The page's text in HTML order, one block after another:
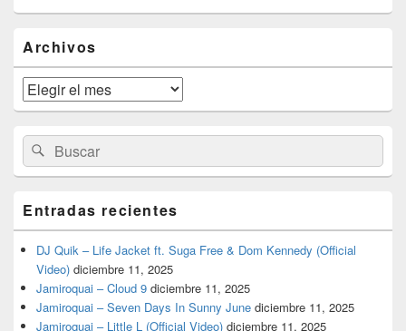
área
de
widget
barra
lateral
primaria
Archivos
Archivos
Buscar
por:
Buscar
Entradas recientes
DJ Quik – Life Jacket ft. Suga Free & Dom Kennedy (Official
Video) diciembre 11, 2025
Jamiroquai – Cloud 9 diciembre 11, 2025
Jamiroquai – Seven Days In Sunny June diciembre 11, 2025
Jamiroquai – Little L (Official Video) diciembre 11, 2025